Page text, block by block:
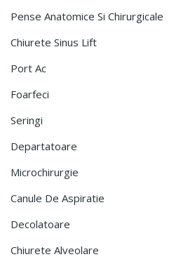
Pense Anatomice Si Chirurgicale
Chiurete Sinus Lift
Port Ac
Foarfeci
Seringi
Departatoare
Microchirurgie
Canule De Aspiratie
Decolatoare
Chiurete Alveolare